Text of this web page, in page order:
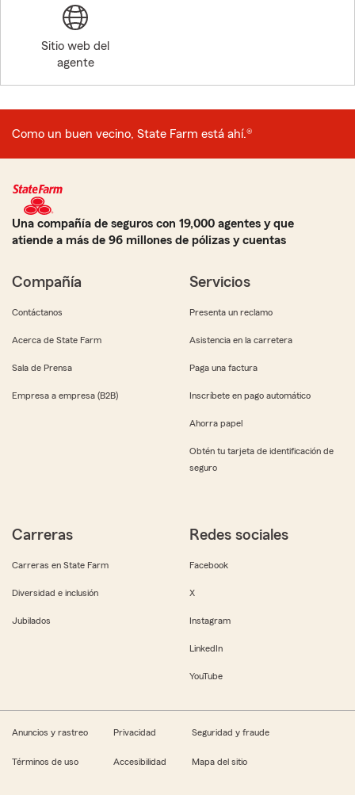
Sitio web del
agente
Como un buen vecino, State Farm está ahí.®
Una compañía de seguros con 19,000 agentes y que
atiende a más de 96 millones de pólizas y cuentas
Compañía
Contáctanos
Acerca de State Farm
Sala de Prensa
Empresa a empresa (B2B)
Servicios
Presenta un reclamo
Asistencia en la carretera
Paga una factura
Inscríbete en pago automático
Ahorra papel
Obtén tu tarjeta de identificación de
seguro
Carreras
Carreras en State Farm
Diversidad e inclusión
Jubilados
Redes sociales
Facebook
X
Instagram
LinkedIn
YouTube
Anuncios y rastreo Privacidad Seguridad y fraude
Términos de uso Accesibilidad Mapa del sitio